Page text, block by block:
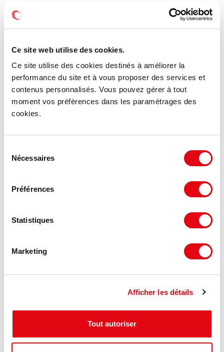
Ce site web utilise des cookies.
Ce site utilise des cookies destinés à améliorer la
performance du site et à vous proposer des services et
contenus personnalisés. Vous pouvez gérer à tout
moment vos préférences dans les paramétrages des
cookies.
Nécessaires
Préférences
Statistiques
Marketing
Afficher les détails
Tout autoriser
126 m² À partir de 315 €
Location Bureaux DARDILLY
HT HC/m²/an